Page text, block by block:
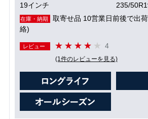
19インチ 235/
在庫・納期
取寄せ品 10営業日前後で出
絡)
レビュー 4
(1件のレビューを見る)